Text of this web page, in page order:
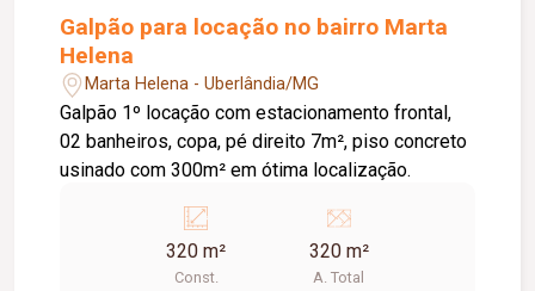
Galpão para locação no bairro Marta
Helena
Marta Helena - Uberlândia/MG
Galpão 1º locação com estacionamento frontal,
02 banheiros, copa, pé direito 7m², piso concreto
usinado com 300m² em ótima localização.
320 m²
Const.
320 m²
A. Total